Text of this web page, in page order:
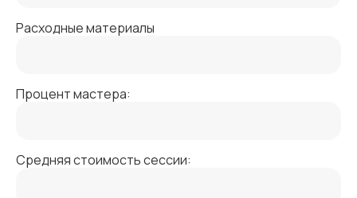
Расходные материалы
Процент мастера:
Средняя стоимость сессии: